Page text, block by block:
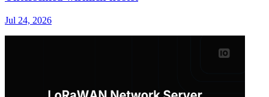
Jul 24, 2026